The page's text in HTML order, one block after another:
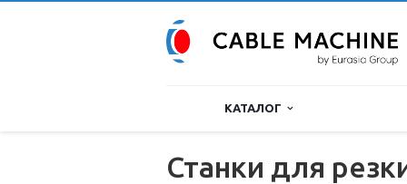
КАТАЛОГ
Станки для